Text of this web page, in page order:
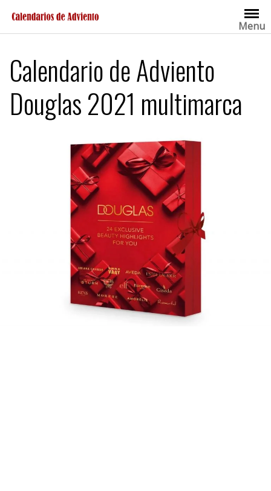
contenido
Menu
Calendario de Adviento
Douglas 2021 multimarca